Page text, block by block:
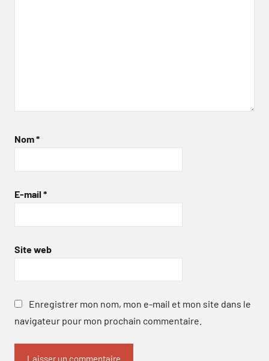
Nom*
E-mail *
Site web
Enregistrer mon nom, mon e-mail et mon site dans le
navigateur pour mon prochain commentaire.